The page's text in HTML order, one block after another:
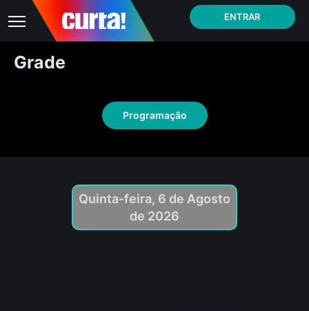
ENTRAR
Grade
Programação
Quinta-feira, 6 de Agosto
de 2026